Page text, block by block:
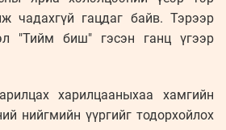
чадахгүй гацдаг байв. Тэрээр
"Тийм биш" гэсэн ганц үгээр
харилцааныхаа хамгийн
нийгмийн үүргийг тодорхойлох